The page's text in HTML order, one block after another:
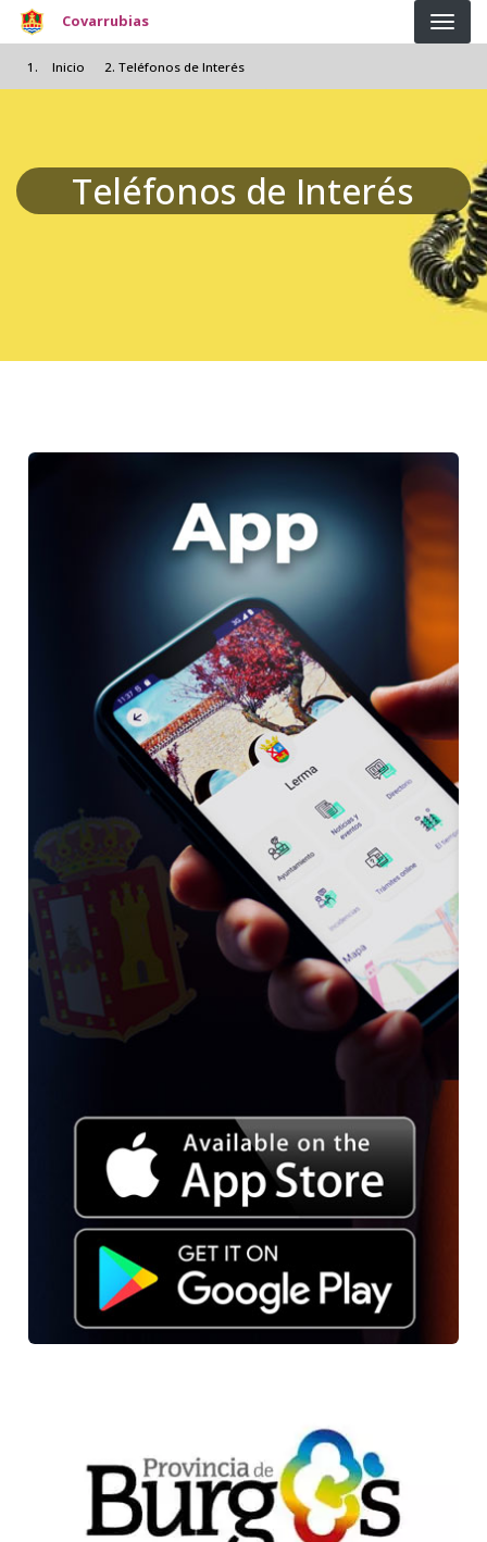
Pasar al contenido principal
Covarrubias
Inicio Teléfonos de Interés
Teléfonos de Interés